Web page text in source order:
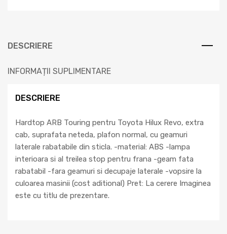
DESCRIERE
INFORMAȚII SUPLIMENTARE
DESCRIERE
Hardtop ARB Touring pentru Toyota Hilux Revo, extra
cab, suprafata neteda, plafon normal, cu geamuri
laterale rabatabile din sticla. -material: ABS -lampa
interioara si al treilea stop pentru frana -geam fata
rabatabil -fara geamuri si decupaje laterale -vopsire la
culoarea masinii (cost aditional) Pret: La cerere Imaginea
este cu titlu de prezentare.